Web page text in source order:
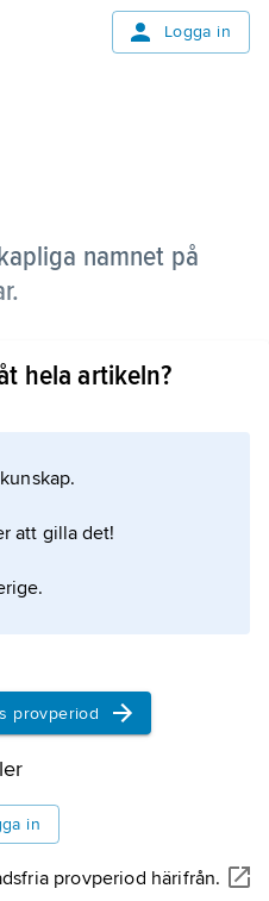
Logga in
namnet på
hela artikeln?
att gilla det!
provperiod
in
provperiod härifrån.